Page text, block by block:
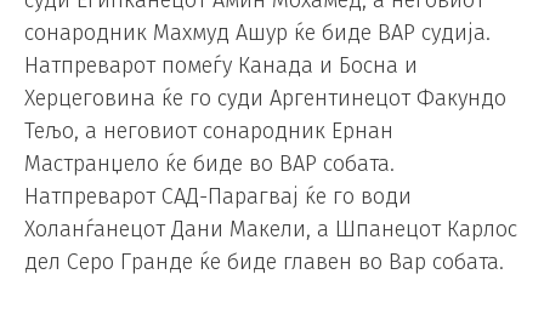
сонародник Махмуд Ашур ќе биде ВАР судија.
Натпреварот помеѓу Канада и Босна и
Херцеговина ќе го суди Аргентинецот Факундо
Тељо, а неговиот сонародник Ернан
Мастранџело ќе биде во ВАР собата.
Натпреварот САД-Парагвај ќе го води
Холанѓанецот Дани Макели, а Шпанецот Карлос
дел Серо Гранде ќе биде главен во Вар собата.